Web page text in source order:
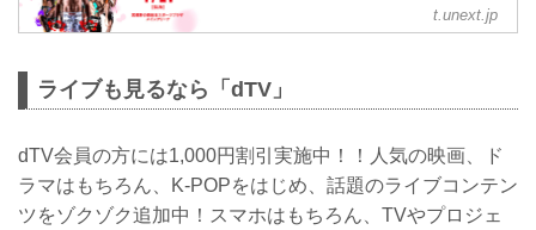
U-NEXTならテレビの大画面で高画質・高
600円分のポイントプレゼント！映画 / ド
ラマ / アニメもお楽しみいただけます。
t.unext.jp
ライブも見るなら「dTV」
dTV会員の方には1,000円割引実施中！！人気の映画、ド
ラマはもちろん、K-POPをはじめ、話題のライブコンテン
ツをゾクゾク追加中！スマホはもちろん、TVやプロジェ